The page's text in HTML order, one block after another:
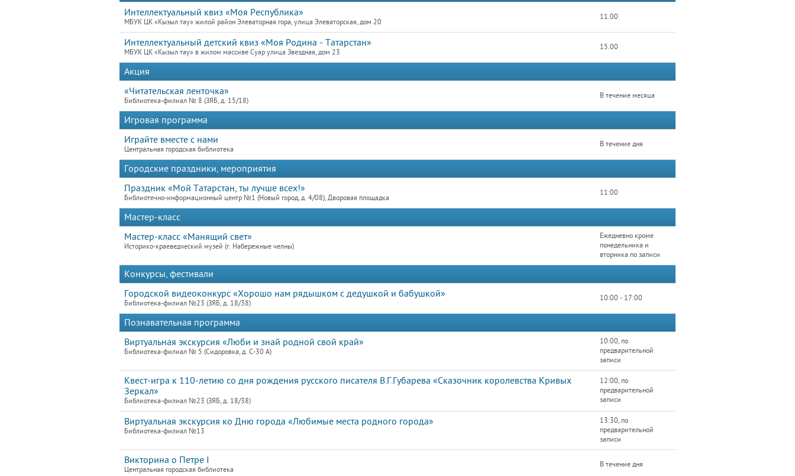
Интеллектуальный квиз «Моя Республика»
МБУК ЦК «Кызыл тау» жилой район Элеваторная гора, улица Элеваторская, дом 20
11.00
Интеллектуальный детский квиз «Моя Родина - Татарстан»
МБУК ЦК «Кызыл тау» в жилом массиве Суар улица Звездная, дом 23
15.00
Акция
«Читательская ленточка»
Библиотека-филиал № 8 (ЗЯБ, д. 15/18)
В течение месяца
Игровая программа
Играйте вместе с нами
Центральная городская библиотека
В течение дня
Городские праздники, мероприятия
Праздник «Мой Татарстан, ты лучше всех!»
Библиотечно-информационный центр №1 (Новый город, д. 4/08), Дворовая площадка
11:00
Мастер-класс
Мастер-класс «Манящий свет»
Историко-краеведческий музей (г. Набережные челны)
Ежедневно кроме
понедельника и
вторника по записи
Конкурсы, фестивали
Городской видеоконкурс «Хорошо нам рядышком с дедушкой и бабушкой»
Библиотека-филиал №23 (ЗЯБ, д. 18/38)
10:00 - 17:00
Познавательная программа
Виртуальная экскурсия «Люби и знай родной свой край»
Библиотека-филиал № 5 (Сидоровка, д. С-30 А)
10:00, по
предварительной
записи
Квест-игра к 110-летию со дня рождения русского писателя В.Г.Губарева «Сказочник королевства Кривых
Зеркал»
Библиотека-филиал №23 (ЗЯБ, д. 18/38)
12:00, по
предварительной
записи
Виртуальная экскурсия ко Дню города «Любимые места родного города»
Библиотека-филиал №13
13:30, по
предварительной
записи
Викторина о Петре I
Центральная городская библиотека
В течение дня